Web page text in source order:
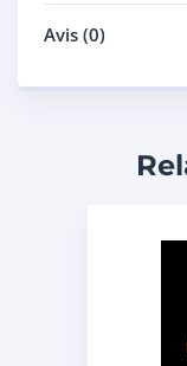
Avis (0)